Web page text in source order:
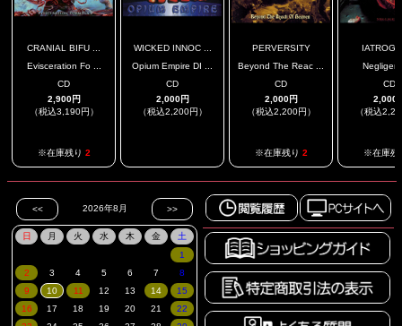
CRANIAL BIFU ...
Evisceration Fo ...
CD
2,900円
（税込3,190円）
※在庫残り 2
WICKED INNOC ...
Opium Empire DI ...
CD
2,000円
（税込2,200円）
PERVERSITY
Beyond The Reac ...
CD
2,000円
（税込2,200円）
※在庫残り 2
CD
2,000
（税込
※在庫残